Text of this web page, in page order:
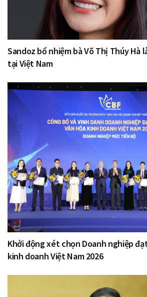
Sandoz bổ nhiệm bà Võ Thị Thúy Hà
tại Việt Nam
Khởi động xét chọn Doanh nghiệp
kinh doanh Việt Nam 2026